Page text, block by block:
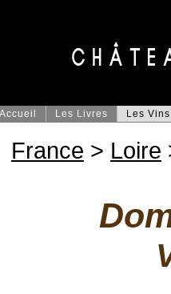
Accueil Les Livres Les Vins
France > Loire